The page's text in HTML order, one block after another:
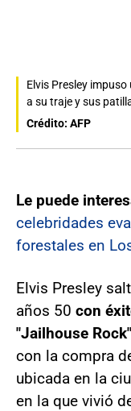
Elvis Presley
a su traje y sus
Crédito: AFP
Le puede
celebridades
forestales en
Elvis Presley
años 50 con
"Jailhouse Rock"
con la compra
ubicada en la
en la que vivió